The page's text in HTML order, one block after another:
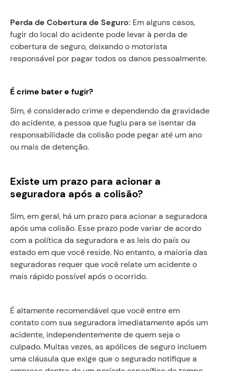
Perda de Cobertura de Seguro: Em alguns casos,
fugir do local do acidente pode levar à perda de
cobertura de seguro, deixando o motorista
responsável por pagar todos os danos pessoalmente.
É crime bater e fugir?
Sim, é considerado crime e dependendo da gravidade
do acidente, a pessoa que fugiu para se isentar da
responsabilidade da colisão pode pegar até um ano
ou mais de detenção.
Existe um prazo para acionar a
seguradora após a colisão?
Sim, em geral, há um prazo para acionar a seguradora
após uma colisão. Esse prazo pode variar de acordo
com a política da seguradora e as leis do país ou
estado em que você reside. No entanto, a maioria das
seguradoras requer que você relate um acidente o
mais rápido possível após o ocorrido.
É altamente recomendável que você entre em
contato com sua seguradora imediatamente após um
acidente, independentemente de quem seja o
culpado. Muitas vezes, as apólices de seguro incluem
uma cláusula que exige que o segurado notifique a